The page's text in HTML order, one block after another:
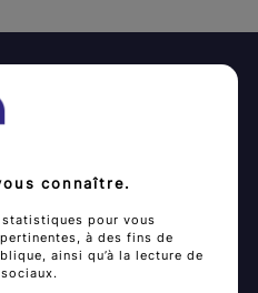
du sein
de l’utérus
connaître.
pour vous
à des fins de
ainsi qu’à la lecture de